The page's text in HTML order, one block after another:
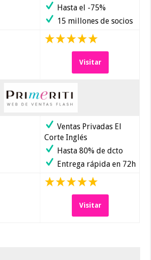
Hasta el -75%
15 millones de socios
Visitar
Ventas Privadas El
Corte Inglés
Hasta 80% de dcto
Entrega rápida en 72h
Visitar